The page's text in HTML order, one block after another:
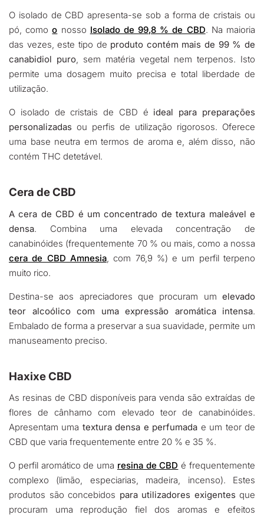
O isolado de CBD apresenta-se sob a forma de cristais ou
pó, comoo nosso Isolado de 99,8 % de CBD. Na maioria
das vezes, este tipo de produto contém mais de 99 % de
canabidiol puro, sem matéria vegetal nem terpenos. Isto
permite uma dosagem muito precisa e total liberdade de
utilização.
O isolado de cristais de CBD é ideal para preparações
personalizadas ou perfis de utilização rigorosos. Oferece
uma base neutra em termos de aroma e, além disso, não
contém THC detetável.
Cera de CBD
A cera de CBD é um concentrado de textura maleável e
densa. Combina uma elevada concentração de
canabinóides (frequentemente 70 % ou mais, como a nossa
cera de CBD Amnesia, com 76,9 %) e um perfil terpeno
muito rico.
Destina-se aos apreciadores que procuram um elevado
teor alcoólico com uma expressão aromática intensa.
Embalado de forma a preservar a sua suavidade, permite um
manuseamento preciso.
Haxixe CBD
As resinas de CBD disponíveis para venda são extraídas de
flores de cânhamo com elevado teor de canabinóides.
Apresentam uma textura densa e perfumada e um teor de
CBD que varia frequentemente entre 20 % e 35 %.
O perfil aromático de uma resina de CBD é frequentemente
complexo (limão, especiarias, madeira, incenso). Estes
produtos são concebidos para utilizadores exigentes que
procuram uma reprodução fiel dos aromas e efeitos